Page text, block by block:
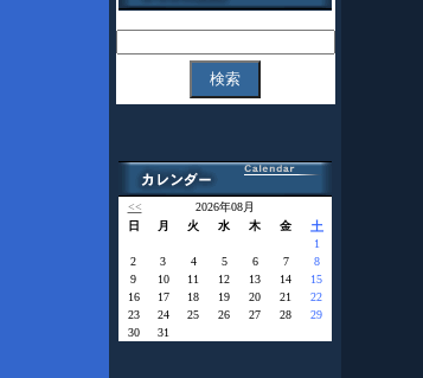
<<
2026年08月
日
月 火 水 木 金 土
1
2
3 4 5 6 7
8
9
10 11 12 13 14
15
16
17 18 19 20 21
22
23
24 25 26 27 28
29
30
31